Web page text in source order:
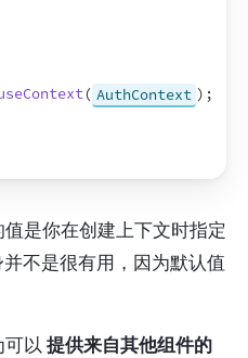
( AuthContext ) ;
是你在创建上下文时指定
不是很有用，因为默认值
以 提供来自其他组件的